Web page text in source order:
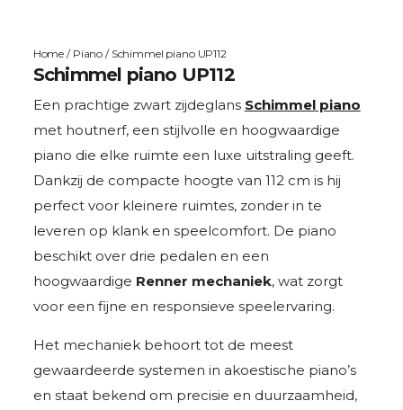
Home / Piano / Schimmel piano UP112
Schimmel piano UP112
Een prachtige zwart zijdeglans Schimmelpiano
met houtnerf, een stijlvolle en hoogwaardige
piano die elke ruimte een luxe uitstraling geeft.
Dankzij de compacte hoogte van 112 cm is hij
perfect voor kleinere ruimtes, zonder in te
leveren op klank en speelcomfort. De piano
beschikt over drie pedalen en een
hoogwaardige Renner mechaniek, wat zorgt
voor een fijne en responsieve speelervaring.
Het mechaniek behoort tot de meest
gewaardeerde systemen in akoestische piano’s
en staat bekend om precisie en duurzaamheid,